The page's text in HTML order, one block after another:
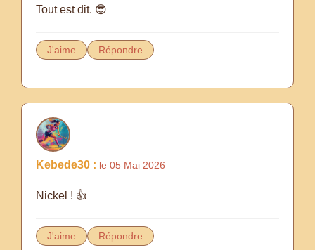
Tout est dit. 😎
J'aime Répondre
Kebede30 : le 05 Mai 2026
Nickel ! 👍
J'aime Répondre